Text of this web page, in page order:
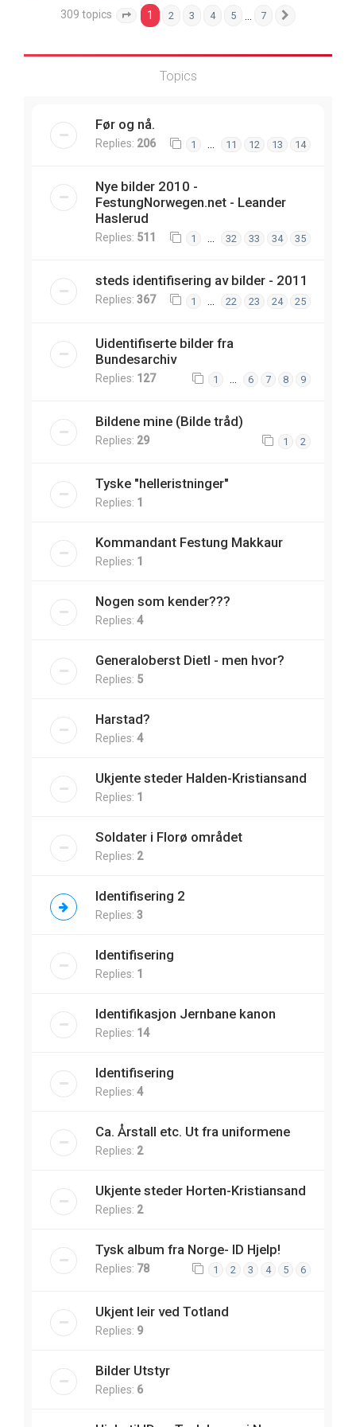
309 topics Page 1 of
1 2 3 4 5 7
Topics
Før og nå.
Replies: 206 1 … 11 12 13 14
Nye bilder 2010 -
FestungNorwegen.net - Leander
Haslerud
Replies: 511 1 … 32 33 34 35
steds identifisering av bilder - 2011
Replies: 367 1 22 23 24 25
Uidentifiserte bilder fra
Bundesarchiv
Replies: 127 1 6 7 8 9
Bildene mine (Bilde tråd)
Replies: 29 1 2
Tyske "helleristninger"
Replies: 1
Kommandant Festung Makkaur
Replies: 1
Nogen som kender???
Replies: 4
Generaloberst Dietl - men hvor?
Replies: 5
Harstad?
Replies: 4
Ukjente steder Halden-Kristiansand
Replies: 1
Soldater i Florø området
Replies: 2
Identifisering 2
Replies: 3
Identifisering
Replies: 1
Identifikasjon Jernbane kanon
Replies: 14
Identifisering
Replies: 4
Ca. Årstall etc. Ut fra uniformene
Replies: 2
Ukjente steder Horten-Kristiansand
Replies: 2
Tysk album fra Norge- ID Hjelp!
Replies: 78 1 2 3 4 5 6
Ukjent leir ved Totland
Replies: 9
Bilder Utstyr
Replies: 6